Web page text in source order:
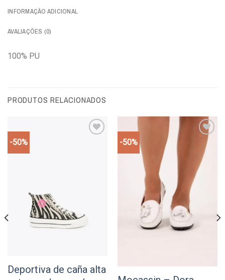
INFORMAÇÃO ADICIONAL
AVALIAÇÕES (0)
100% PU
PRODUTOS RELACIONADOS
-50%
Deportiva de caña alta
-50%
Add to
wishlist